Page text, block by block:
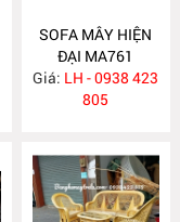
SOFA MÂY HIỆN
ĐẠI MA761
Giá: LH - 0938 423
805